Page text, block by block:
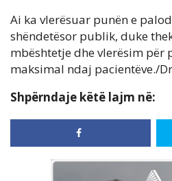
Ai ka vlerësuar punën e
shëndetësor publik, duke
mbështetje dhe vlerësim për
maksimal ndaj pacientëve./
Shpërndaje këtë lajm në: